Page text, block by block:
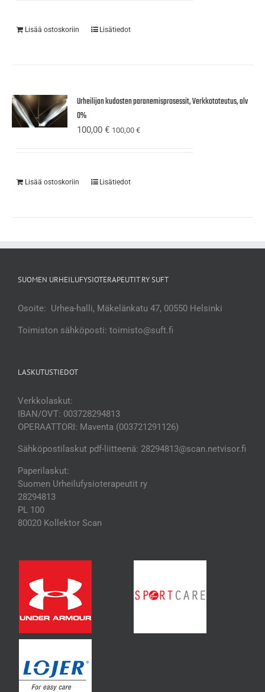
Lisää ostoskoriin Lisätiedot
Urheilijan kudosten paranemisprosessit, Verkkototeutus, alv
0%
100,00€ 100,00€
Lisää ostoskoriin Lisätiedot
SUOMEN URHEILUFYSIOTERAPEUTIT RY SUFT
Osoite: Urhea-halli, Mäkelänkatu 47, 00550 Helsinki
Toimiston sähköposti: toimisto@suft.fi
LASKUTUSTIEDOT
Verkkolaskut:
IBAN/OVT: 003728294813
OPERAATTORI: Maventa (003721291126)
Sähköpostilaskut pdf-liitteenä: 28294813@scan.netvisor.fi
Paperilaskut:
Suomen Urheilufysioterapeutit ry
28294813
PL 100
80020 Kollektor Scan